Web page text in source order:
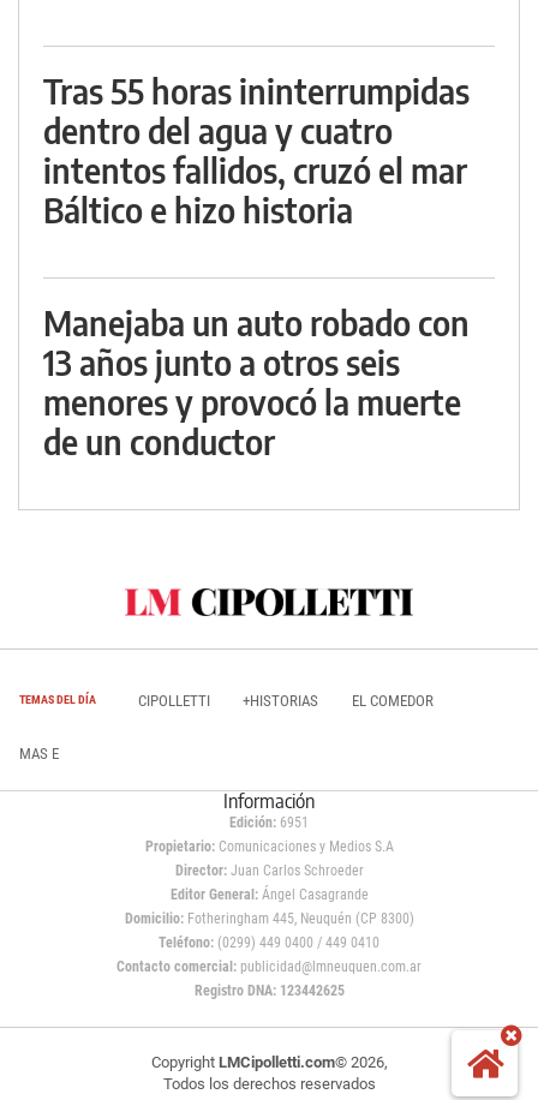
Tras 55 horas ininterrumpidas
dentro del agua y cuatro
intentos fallidos, cruzó el mar
Báltico e hizo historia
Manejaba un auto robado con
13 años junto a otros seis
menores y provocó la muerte
de un conductor
TEMAS DEL DÍA CIPOLLETTI +HISTORIAS EL COMEDOR
MAS E
Información
Edición: 6951
Propietario:Comunicaciones y Medios S.A
Director: Juan Carlos Schroeder
Editor General:Ángel Casagrande
Domicilio:Fotheringham 445, Neuquén (CP 8300)
Teléfono: (0299) 449 0400 / 449 0410
Contacto comercial: publicidad@lmneuquen.com.ar
Registro DNA: 123442625
Copyright LMCipolletti.com© 2026,
Todos los derechos reservados